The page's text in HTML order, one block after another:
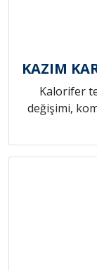
KAZIM
Kalorifer
değişimi,